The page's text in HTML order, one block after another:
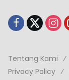
Tentang Kami
Privacy Policy